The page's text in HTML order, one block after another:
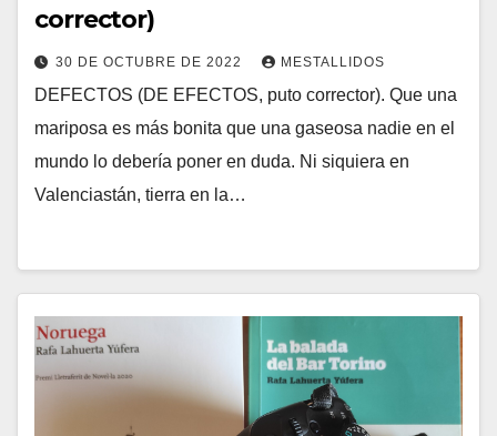
corrector)
30 DE OCTUBRE DE 2022 MESTALLIDOS
DEFECTOS (DE EFECTOS, puto corrector). Que una
mariposa es más bonita que una gaseosa nadie en el
mundo lo debería poner en duda. Ni siquiera en
Valenciastán, tierra en la…